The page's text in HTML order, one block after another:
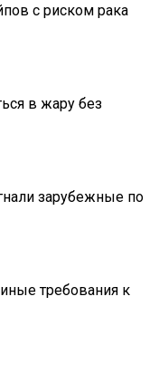
с риском рака
в жару без
зарубежные по
требования к